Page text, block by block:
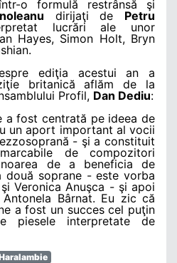
o formulă restrânsă şi
dirijaţi de Petru
lucrări ale unor
Hayes, Simon Holt, Bryn
ediţia acestui an a
britanică aflăm de la
Profil, Dan Dediu:
a fost centrată pe ideea de
un aport important al vocii
- şi a constituit
de compozitori
de a beneficia de
soprane - este vorba
Veronica Anuşca - şi apoi
Bârnat. Eu zic că
a fost un succes cel puţin
piesele interpretate de